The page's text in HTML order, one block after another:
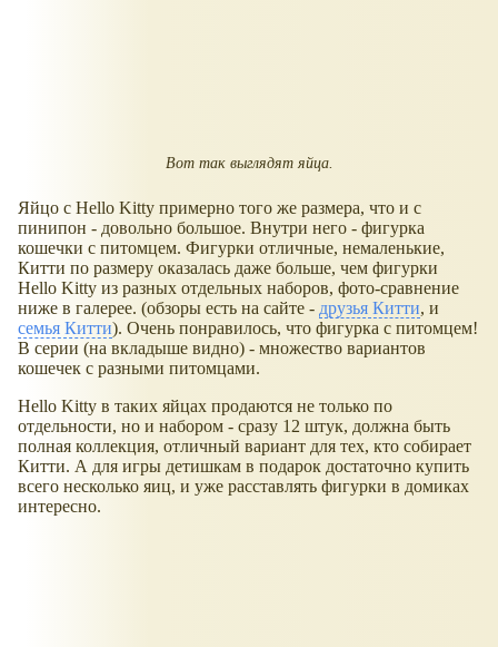
Вот так выглядят яйца.
Яйцо с Hello Kitty примерно того же размера, что и с
пинипон - довольно большое. Внутри него - фигурка
кошечки с питомцем. Фигурки отличные, немаленькие,
Китти по размеру оказалась даже больше, чем фигурки
Hello Kitty из разных отдельных наборов, фото-сравнение
ниже в галерее. (обзоры есть на сайте - друзья Китти, и
семья Китти). Очень понравилось, что фигурка с питомцем!
В серии (на вкладыше видно) - множество вариантов
кошечек с разными питомцами.
Hello Kitty в таких яйцах продаются не только по
отдельности, но и набором - сразу 12 штук, должна быть
полная коллекция, отличный вариант для тех, кто собирает
Китти. А для игры детишкам в подарок достаточно купить
всего несколько яиц, и уже расставлять фигурки в домиках
интересно.